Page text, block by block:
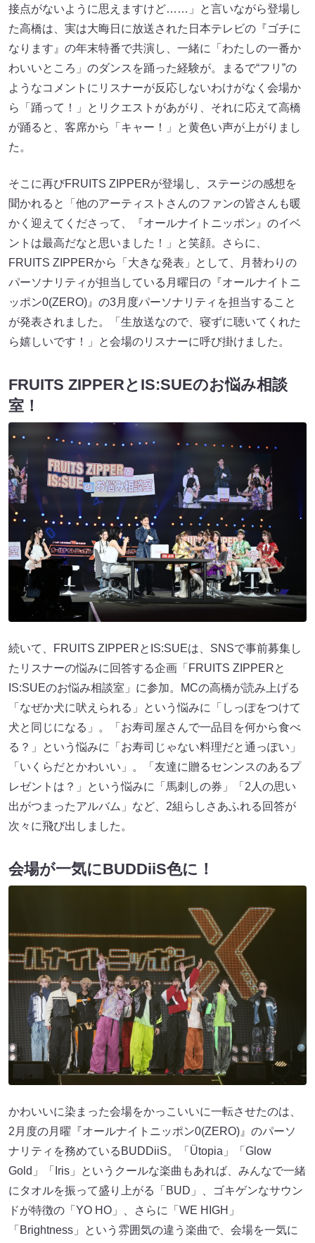
接点がないように思えますけど……」と言いながら登場し
た高橋は、実は大晦日に放送された日本テレビの『ゴチに
なります』の年末特番で共演し、一緒に「わたしの一番か
わいいところ」のダンスを踊った経験が。まるで“フリ”の
ようなコメントにリスナーが反応しないわけがなく会場か
ら「踊って！」とリクエストがあがり、それに応えて高橋
が踊ると、客席から「キャー！」と黄色い声が上がりまし
た。
そこに再びFRUITS ZIPPERが登場し、ステージの感想を
聞かれると「他のアーティストさんのファンの皆さんも暖
かく迎えてくださって、『オールナイトニッポン』のイベ
ントは最高だなと思いました！」と笑顔。さらに、
FRUITS ZIPPERから「大きな発表」として、月替わりの
パーソナリティが担当している月曜日の『オールナイトニ
ッポン0(ZERO)』の3月度パーソナリティを担当すること
が発表されました。「生放送なので、寝ずに聴いてくれた
ら嬉しいです！」と会場のリスナーに呼び掛けました。
FRUITS ZIPPERとIS:SUEのお悩み相談
室！
続いて、FRUITS ZIPPERとIS:SUEは、SNSで事前募集し
たリスナーの悩みに回答する企画「FRUITS ZIPPERと
IS:SUEのお悩み相談室」に参加。MCの高橋が読み上げる
「なぜか犬に吠えられる」という悩みに「しっぽをつけて
犬と同じになる」。「お寿司屋さんで一品目を何から食べ
る？」という悩みに「お寿司じゃない料理だと通っぽい」
「いくらだとかわいい」。「友達に贈るセンンスのあるプ
レゼントは？」という悩みに「馬刺しの券」「2人の思い
出がつまったアルバム」など、2組らしさあふれる回答が
次々に飛び出しました。
会場が一気にBUDDiiS色に！
かわいいに染まった会場をかっこいいに一転させたのは、
2月度の月曜『オールナイトニッポン0(ZERO)』のパーソ
ナリティを務めているBUDDiiS。「Ütopia」「Glow
Gold」「Iris」というクールな楽曲もあれば、みんなで一緒
にタオルを振って盛り上がる「BUD」、ゴキゲンなサウン
ドが特徴の「YO HO」、さらに「WE HIGH」
「Brightness」という雰囲気の違う楽曲で、会場を一気に